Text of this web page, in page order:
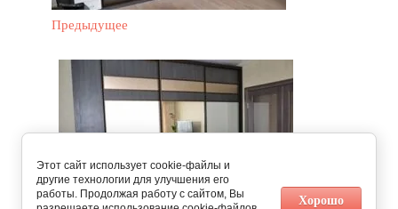
Предыдущее
Этот сайт использует cookie-файлы и
другие технологии для улучшения его
работы. Продолжая работу с сайтом, Вы
Хорошо